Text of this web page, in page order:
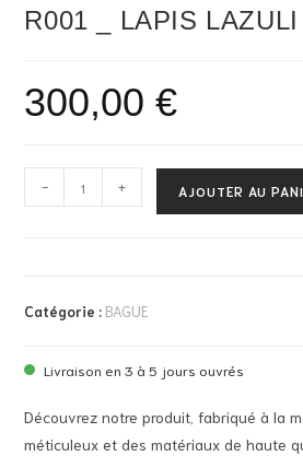
R001 _ LAPIS LAZULI
300,00€
- + AJOUTER AU
Catégorie :BAGUE
Livraison en 3 à 5 jours ouvrés
Découvrez notre produit, fabriqué à la
méticuleux et des matériaux de haute